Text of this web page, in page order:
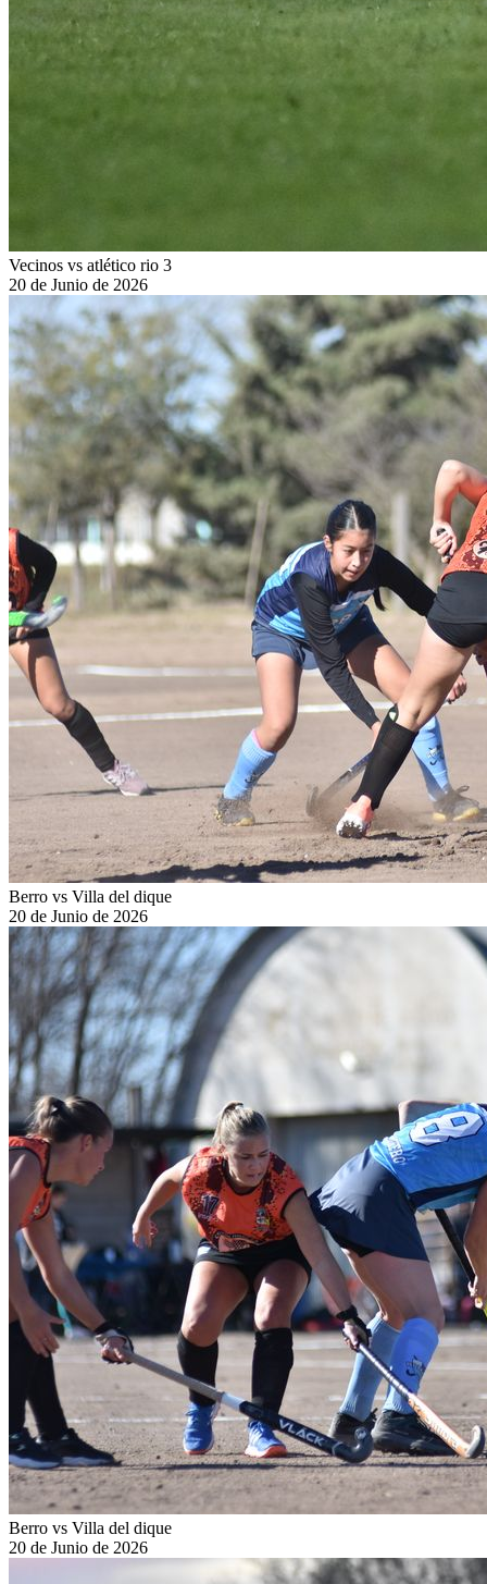
Vecinos vs atlético rio 3
20 de Junio de 2026
Berro vs Villa del dique
20 de Junio de 2026
Berro vs Villa del dique
20 de Junio de 2026